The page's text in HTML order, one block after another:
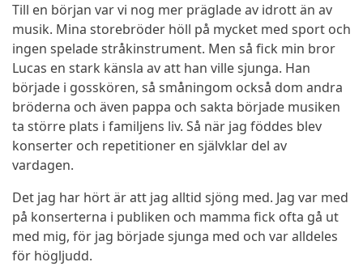
Till en början var vi nog mer präglade av idrott än av
musik. Mina storebröder höll på mycket med sport och
ingen spelade stråkinstrument. Men så fick min bror
Lucas en stark känsla av att han ville sjunga. Han
började i gosskören, så småningom också dom andra
bröderna och även pappa och sakta började musiken
ta större plats i familjens liv. Så när jag föddes blev
konserter och repetitioner en självklar del av
vardagen.
Det jag har hört är att jag alltid sjöng med. Jag var med
på konserterna i publiken och mamma fick ofta gå ut
med mig, för jag började sjunga med och var alldeles
för högljudd.